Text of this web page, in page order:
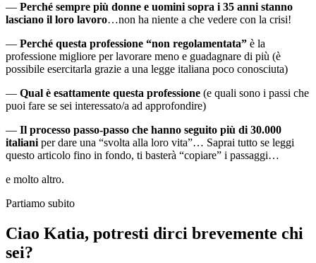
— Perché sempre più donne e uomini sopra i 35 anni stanno
lasciano il loro lavoro…non ha niente a che vedere con la crisi!
— Perché questa professione “non regolamentata” è la
professione migliore per lavorare meno e guadagnare di più (è
possibile esercitarla grazie a una legge italiana poco conosciuta)
— Qual è esattamente questa professione (e quali sono i passi che
puoi fare se sei interessato/a ad approfondire)
— Il processo passo-passo che hanno seguito più di 30.000
italianiper dare una “svolta alla loro vita”… Saprai tutto se leggi
questo articolo fino in fondo, ti basterà “copiare” i passaggi…
e molto altro.
Partiamo subito
Ciao Katia, potresti dirci brevemente chi
sei?